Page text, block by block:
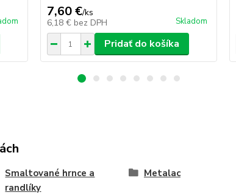
7,60 €/ks
6,18 € bez DPH Skladom
Pridať do košíka
Smaltované hrnce a
randlíky
Metalac